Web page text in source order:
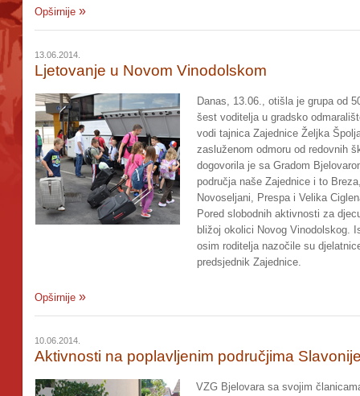
Opširnije
13.06.2014.
Ljetovanje u Novom Vinodolskom
Danas, 13.06., otišla je grupa od
šest voditelja u gradsko
vodi tajnica Zajednice Željka
zasluženom odmoru od redovnih
dogovorila je sa Gradom
područja naše Zajednice i to
Novoseljani, Prespa i Velika
Pored slobodnih aktivnosti za
bližoj okolici Novog Vinodolskog.
osim roditelja nazočile su
predsjednik Zajednice.
Opširnije
10.06.2014.
Aktivnosti na poplavljenim područjima
VZG Bjelovara sa svojim